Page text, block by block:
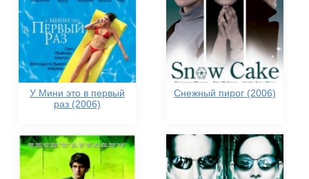
У Мини это в первый
раз (2006)
Снежный пирог (2006)